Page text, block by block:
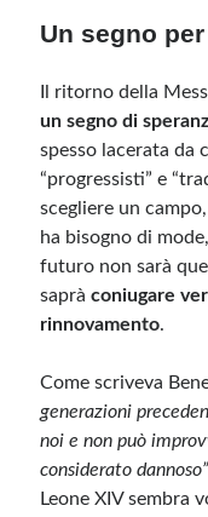
Un segno
Il ritorno della
un segno di
spesso lacerata da
“progressisti” e
scegliere un
ha bisogno di
futuro non sarà
sapràconiugare
rinnovamento.
Come scriveva
generazioni
noi e non può
considerato dannoso”
Leone XIV sembra